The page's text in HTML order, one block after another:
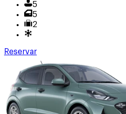
5
5
2
Reservar